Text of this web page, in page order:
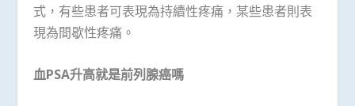
式，有些患者可表現為持續性疼痛，某些患者則表
現為間歇性疼痛。
血PSA升高就是前列腺癌嗎